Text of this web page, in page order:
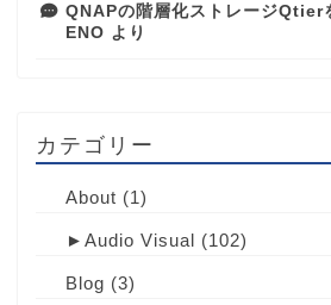
QNAPの階層化ストレージQtier
ENO より
カテゴリー
About (1)
► Audio Visual (102)
Blog (3)